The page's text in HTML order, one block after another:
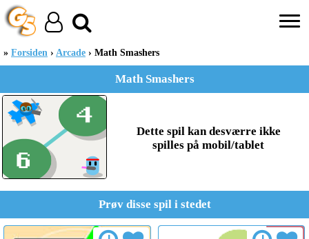
Forsiden Arcade Math Smashers
Math Smashers
Dette spil kan desværre ikke
spilles på mobil/tablet
Prøv disse spil i stedet